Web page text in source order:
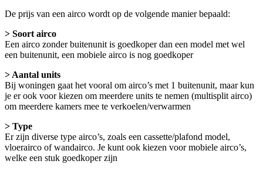
De prijs van een airco wordt op de volgende manier bepaald:
> Soort airco
Een airco zonder buitenunit is goedkoper dan een model met wel
een buitenunit, een mobiele airco is nog goedkoper
> Aantal units
Bij woningen gaat het vooral om airco’s met 1 buitenunit, maar kun
je er ook voor kiezen om meerdere units te nemen (multisplit airco)
om meerdere kamers mee te verkoelen/verwarmen
> Type
Er zijn diverse type airco’s, zoals een cassette/plafond model,
vloerairco of wandairco. Je kunt ook kiezen voor mobiele airco’s,
welke een stuk goedkoper zijn